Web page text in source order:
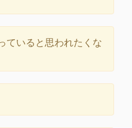
ていると思われたくな